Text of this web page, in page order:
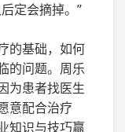
定会摘掉。”
的基础，如何
的问题。周乐
为患者找医生
意配合治疗
知识与技巧赢